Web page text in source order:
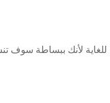
بالتقاط صورة سريعة قبل البدء و بعد 15 يومًا , سيكون ذلك